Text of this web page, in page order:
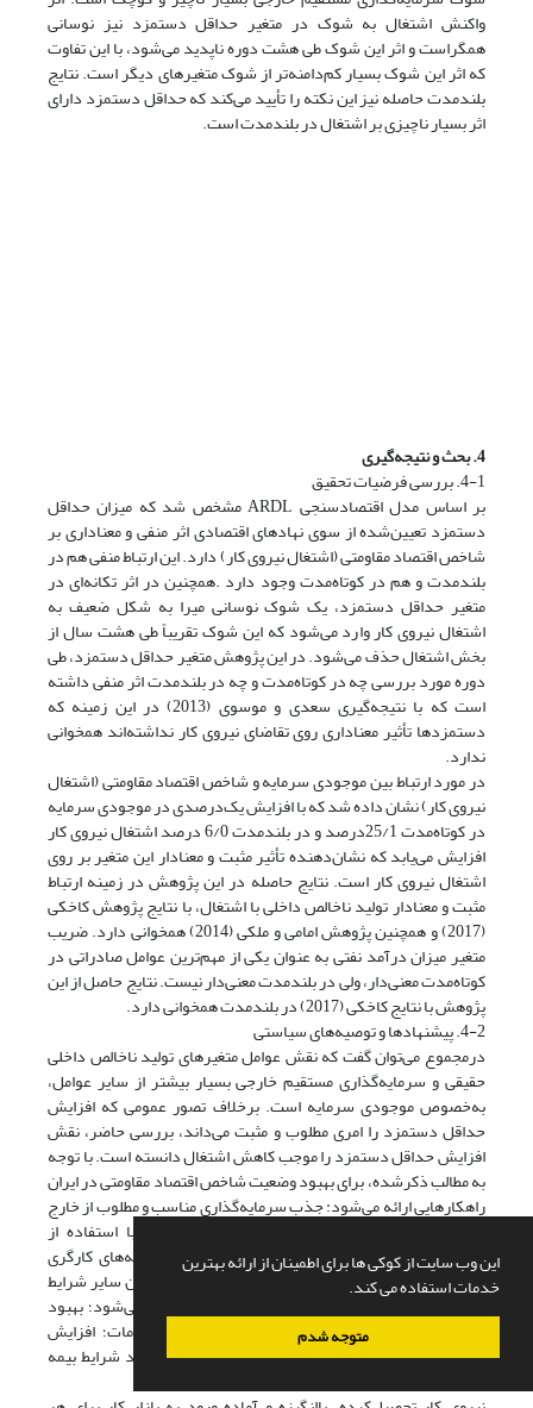
این وب سایت از کوکی ها برای اطمینان از ارائه بهترین
خدمات استفاده می کند.
متوجه شدم
واکنش اشتغال به شوک در متغیر حداقل دستمزد نیز نوسانی
همگراست و اثر این شوک طی هشت دوره ناپدید می‌شود، با این تفاوت
که اثر این شوک بسیار کم‌دامنه‌تر از شوک متغیر‌های دیگر است. نتایج
بلند‌مدت حاصله نیز این نکته را تأیید می‌کند که حداقل دستمزد دارای
اثر بسیار ناچیزی بر اشتغال در بلند‌مدت است.
4. بحث و نتیجه‌گیری
4-1. بررسی فرضیات تحقیق
بر اساس مدل اقتصاد‌سنجی ARDL مشخص شد که میزان حداقل
دستمزد تعیین‌شده از سوی نهادهای اقتصادی اثر منفی و معناداری بر
شاخص اقتصاد مقاومتی (اشتغال نیروی کار) دارد. این ارتباط منفی هم در
بلند‌مدت و هم در کوتاه‌مدت وجود دارد .همچنین در اثر تکانه‌ای در
متغیر حداقل دستمزد، یک شوک نوسانی میرا به شکل ضعیف به
اشتغال نیروی کار وارد می‌شود که این شوک تقریباً طی هشت سال از
بخش اشتغال حذف می‌شود. در این پژوهش متغیر حداقل دستمزد، طی
دوره مورد بررسی چه در کوتاه‌مدت و چه در بلندمدت اثر منفی داشته
است که با نتیجه‌گیری سعدی و موسوی (2013) در این زمینه که
دستمزدها تأثیر معناداری روی تقاضای نیروی کار نداشته‌اند همخوانی
ندارد.
در مورد ارتباط بین موجودی سرمایه و شاخص اقتصاد مقاومتی (اشتغال
نیروی کار) نشان داده شد که با افزایش یک‌درصدی در موجودی سرمایه
در کوتاه‌مدت 25/1درصد و در بلند‌مدت 6/0 درصد اشتغال نیروی کار
افزایش می‌یابد که نشان‌دهنده تأثیر مثبت و معنادار این متغیر بر روی
اشتغال نیروی کار است. نتایج حاصله در این پژوهش در زمینه ارتباط
مثبت و معنادار تولید ناخالص داخلی با اشتغال، با نتایج پژوهش کاخکی
(2017) و همچنین پژوهش امامی و ملکی (2014) همخوانی دارد. ضریب
متغیر میزان درآمد نفتی به عنوان یکی از مهم‌ترین عوامل صادراتی در
کوتاه‌مدت معنی‌دار، ولی در بلند‌مدت معنی‌دار نیست. نتایج حاصل از این
پژوهش با نتایج کاخکی (2017) در بلند‌مدت همخوانی دارد.
4-2. پیشنهادها و توصیه‌های سیاستی
درمجموع می‌توان گفت که نقش عوامل متغیرهای تولید ناخالص داخلی
حقیقی و سرمایه‌گذاری مستقیم خارجی بسیار بیشتر از سایر عوامل،
به‌خصوص موجودی سرمایه است. برخلاف تصور عمومی که افزایش
حداقل دستمزد را امری مطلوب و مثبت می‌داند، بررسی حاضر، نقش
افزایش حداقل دستمزد را موجب کاهش اشتغال دانسته است. با توجه
به مطالب ذکرشده، برای بهبود وضعیت شاخص اقتصاد مقاومتی در ایران
راهکارهایی ارائه می‌شود: جذب سرمایه‌گذاری مناسب و مطلوب از خارج
در امور تولیدی و زیربنایی؛ بهبود شرایط کسب‌و‌کار با استفاده از
فراهم‌آوردن شرایط رونق اقتصادی؛ متقاعد‌کردن اتحادیه‌های کارگری
مبنی بر اینکه افزایش حداقل دستمزد بدون درنظر‌گرفتن سایر شرایط
موجب افزایش دامنه بیکاری و رکود شرایط کسب‌و‌کار می‌شود؛ بهبود
شرایط افزایش موجودی سرمایه در تولید کالاها و خدمات؛ افزایش
درآمد سرانه مردم به منظور افزایش تقاضای کل و بهبود شرایط بیمه